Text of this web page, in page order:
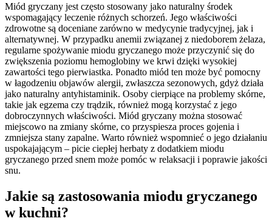
Miód gryczany jest często stosowany jako naturalny środek
wspomagający leczenie różnych schorzeń. Jego właściwości
zdrowotne są doceniane zarówno w medycynie tradycyjnej, jak i
alternatywnej. W przypadku anemii związanej z niedoborem żelaza,
regularne spożywanie miodu gryczanego może przyczynić się do
zwiększenia poziomu hemoglobiny we krwi dzięki wysokiej
zawartości tego pierwiastka. Ponadto miód ten może być pomocny
w łagodzeniu objawów alergii, zwłaszcza sezonowych, gdyż działa
jako naturalny antyhistaminik. Osoby cierpiące na problemy skórne,
takie jak egzema czy trądzik, również mogą korzystać z jego
dobroczynnych właściwości. Miód gryczany można stosować
miejscowo na zmiany skórne, co przyspiesza proces gojenia i
zmniejsza stany zapalne. Warto również wspomnieć o jego działaniu
uspokajającym – picie ciepłej herbaty z dodatkiem miodu
gryczanego przed snem może pomóc w relaksacji i poprawie jakości
snu.
Jakie są zastosowania miodu gryczanego
w kuchni?